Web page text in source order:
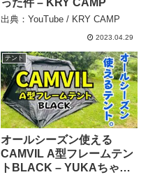
出典：YouTube / KRY CAMP
2023.04.29
テント
オールシーズン使える
CAMVIL A型フレームテン
トBLACK – YUKAちゃん